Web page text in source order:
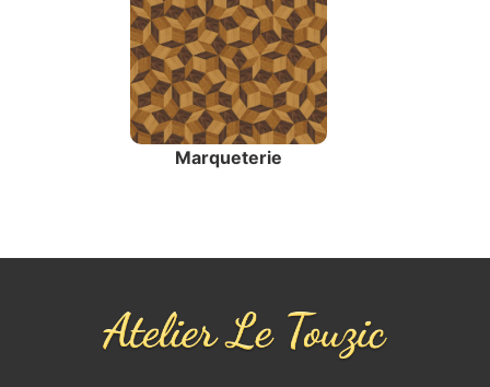
Marqueterie